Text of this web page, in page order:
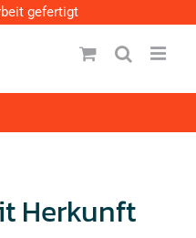
gefertigt
Herkunft